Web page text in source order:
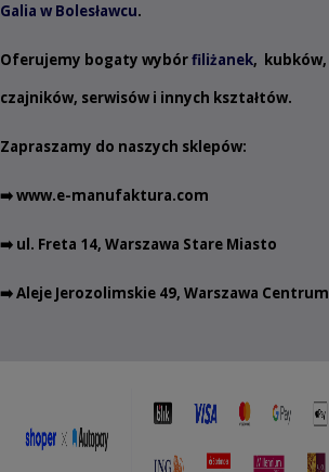
Galia w Bolesławcu.
Oferujemy bogaty wybórfiliżanek, kubków,
czajników, serwisów i innych kształtów.
Zapraszamy do naszych sklepów:
➡️www.e-manufaktura.com
➡️ ul. Freta 14, Warszawa Stare Miasto
➡️ Aleje Jerozolimskie 49, Warszawa Centrum